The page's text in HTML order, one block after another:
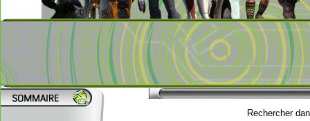
Rechercher